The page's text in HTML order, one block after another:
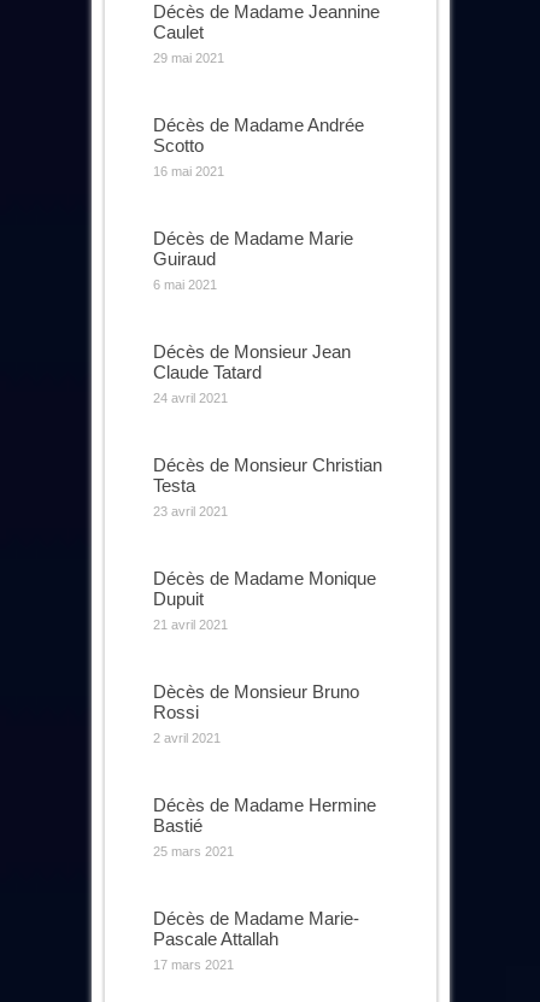
Décès de Madame Jeannine
Caulet
29 mai 2021
Décès de Madame Andrée
Scotto
16 mai 2021
Décès de Madame Marie
Guiraud
6 mai 2021
Décès de Monsieur Jean
Claude Tatard
24 avril 2021
Décès de Monsieur Christian
Testa
23 avril 2021
Décès de Madame Monique
Dupuit
21 avril 2021
Dècès de Monsieur Bruno
Rossi
2 avril 2021
Décès de Madame Hermine
Bastié
25 mars 2021
Décès de Madame Marie-
Pascale Attallah
17 mars 2021